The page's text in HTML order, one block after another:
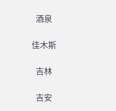
酒泉
佳木斯
吉林
吉安